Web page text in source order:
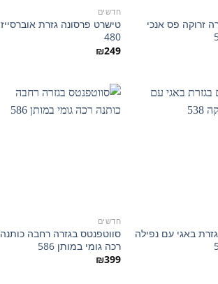
זרוקה פס אנכי
חדשים
טישרט פרסונה גזרת אוברסייז
480
₪249
באגי עם נפילה
חדשים
סווטפנטס בגזרה רחבה כותנה
רכה גומי במותן 586
₪399